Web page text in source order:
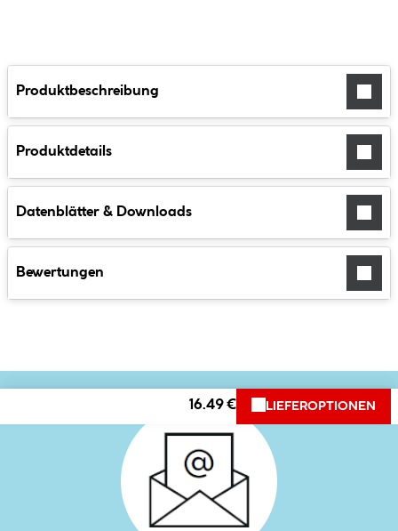
Produktbeschreibung
Produktdetails
Datenblätter & Downloads
Bewertungen
16.49 € LIEFEROPTIONEN